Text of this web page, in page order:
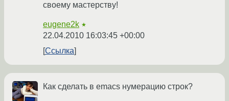
своему мастерству!
eugene2k ★
22.04.2010 16:03:45 +00:00
Ссылка
Как сделать в emacs нумерацию строк?